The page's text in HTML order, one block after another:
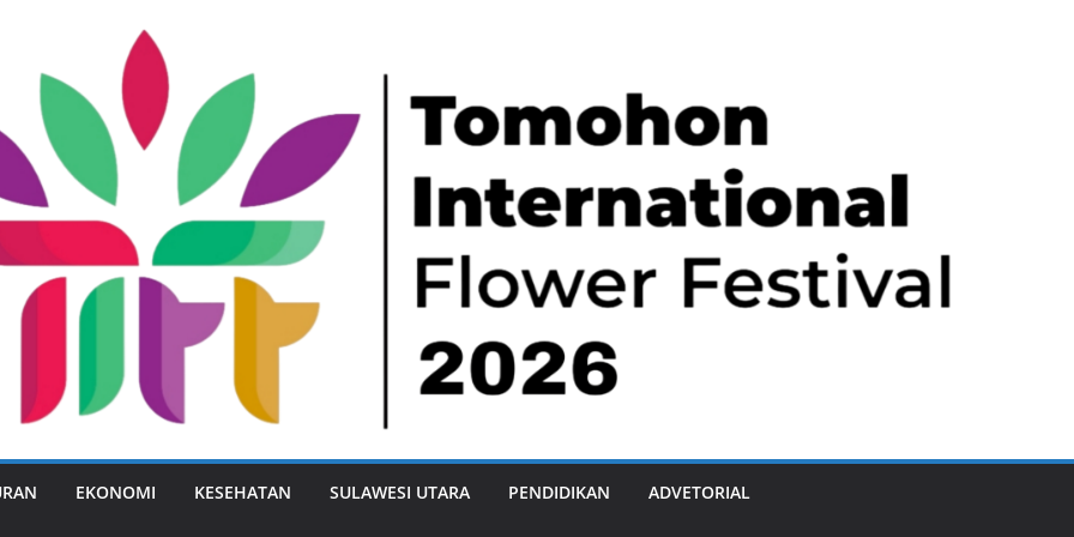
EKONOMI KESEHATAN SULAWESI UTARA PENDIDIKAN ADVETORIAL